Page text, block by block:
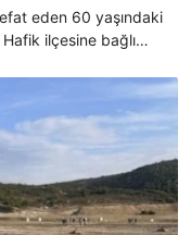
eden 60 yaşındaki
ilçesine bağlı